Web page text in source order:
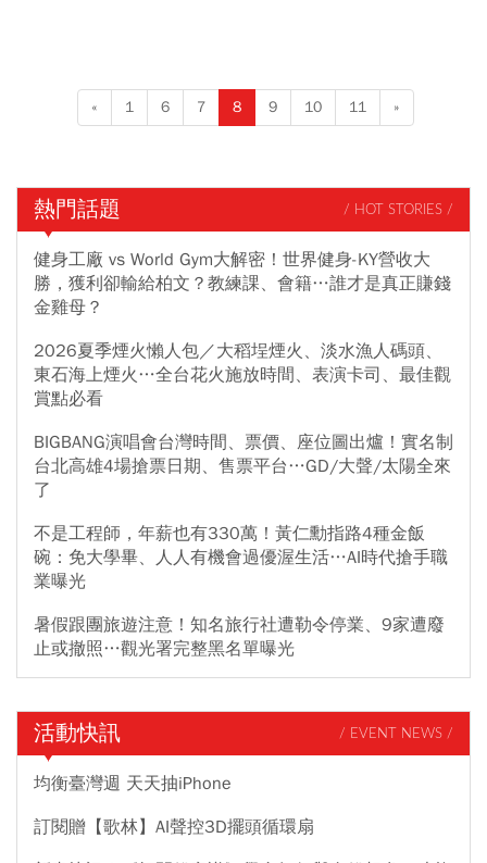
« 1 6 7 8 9 10 11 »
熱門話題 / HOT STORIES /
健身工廠 vs World Gym大解密！世界健身-KY營收大
勝，獲利卻輸給柏文？教練課、會籍…誰才是真正賺錢
金雞母？
2026夏季煙火懶人包／大稻埕煙火、淡水漁人碼頭、
東石海上煙火…全台花火施放時間、表演卡司、最佳觀
賞點必看
BIGBANG演唱會台灣時間、票價、座位圖出爐！實名制
台北高雄4場搶票日期、售票平台…GD/大聲/太陽全來
了
不是工程師，年薪也有330萬！黃仁勳指路4種金飯
碗：免大學畢、人人有機會過優渥生活…AI時代搶手職
業曝光
暑假跟團旅遊注意！知名旅行社遭勒令停業、9家遭廢
止或撤照…觀光署完整黑名單曝光
活動快訊 / EVENT NEWS /
均衡臺灣週 天天抽iPhone
訂閱贈【歌林】AI聲控3D擺頭循環扇